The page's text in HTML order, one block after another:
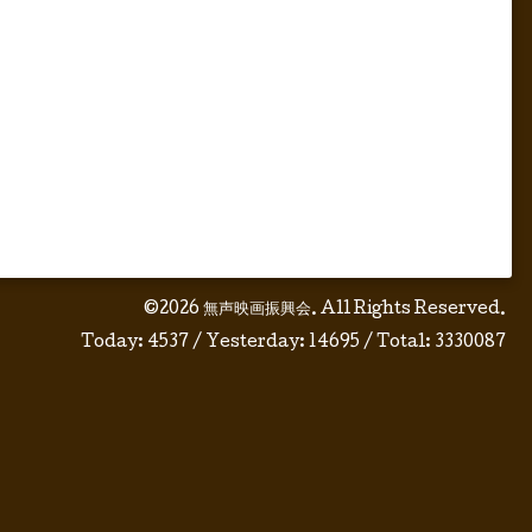
©2026 無声映画振興会. All Rights Reserved.
Today: 4537 / Yesterday: 14695 / Total: 3330087